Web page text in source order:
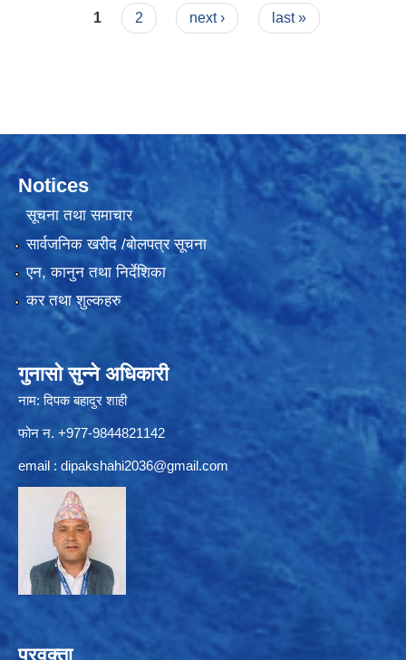
Pages
1 2 next › last »
Notices
सूचना तथा समाचार
सार्वजनिक खरीद /बोलपत्र सूचना
एन, कानुन तथा निर्देशिका
कर तथा शुल्कहरु
गुनासो सुन्ने अधिकारी
नाम: दिपक बहादुर शाही
फोन न. +977-9844821142
email : dipakshahi2036@gmail.com
प्रवक्ता